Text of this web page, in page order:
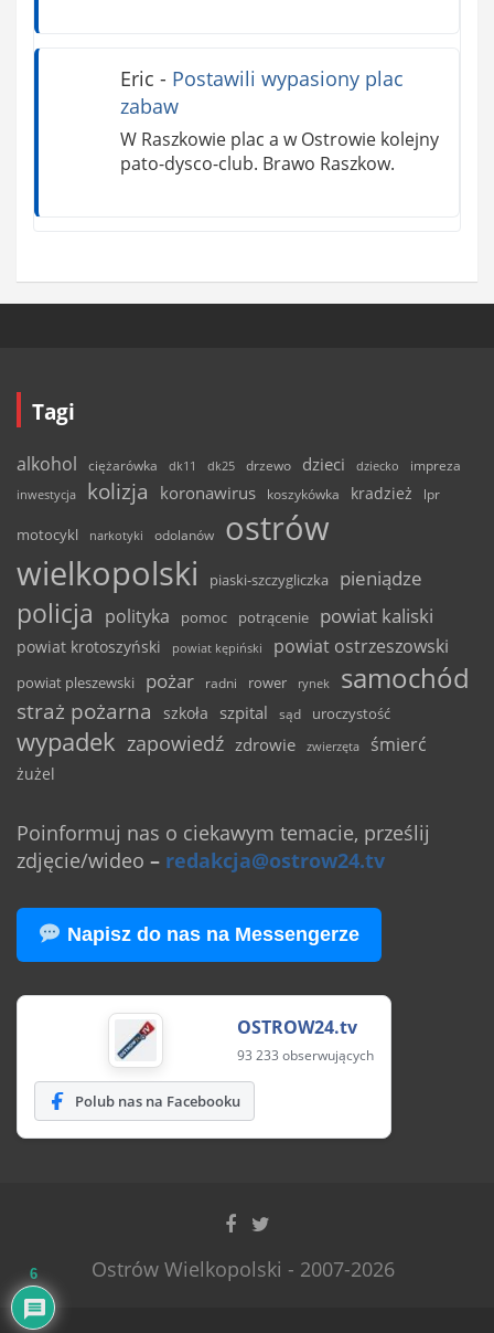
Eric - Postawili wypasiony plac
zabaw
W Raszkowie plac a w Ostrowie kolejny
pato-dysco-club. Brawo Raszkow.
Tagi
alkohol ciężarówka dk11 dk25 drzewo dzieci dziecko
impreza
inwestycja
kolizja koronawirus koszykówka kradzież lpr
motocykl narkotyki odolanów
ostrów
wielkopolski
piaski-szczygliczka pieniądze
policja polityka pomoc potrącenie powiat kaliski
powiat krotoszyński powiat kępiński powiat ostrzeszowski
powiat pleszewski pożar radni rower rynek samochód
straż pożarna szkoła szpital sąd uroczystość
wypadek zapowiedź zdrowie zwierzęta śmierć
żużel
Poinformuj nas o ciekawym temacie, prześlij
zdjęcie/wideo – redakcja@ostrow24.tv
Napisz do nas na Messengerze
OSTROW24.tv
93 233 obserwujących
Polub nas na Facebooku
Ostrów Wielkopolski - 2007-2026
6